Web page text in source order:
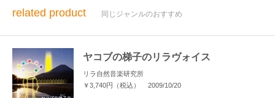
related product 同じジャンルのおすすめ
ヤコブの梯子のリラヴォイス
リラ自然音楽研究所
￥3,740円（税込）
2009/10/20